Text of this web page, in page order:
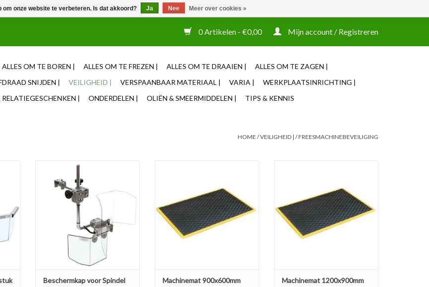
0 Artikelen - €0,00 Mijn account / Registreren
ALLES OM TE BOREN | ALLES OM TE FREZEN | ALLES OM TE DRAAIEN |
ALLES OM TE ZAGEN |
SNIJDEN | VEILIGHEID | VERSPAANBAAR MATERIAAL | VARIA |
WERKPLAATSINRICHTING |
| ONDERDELEN | OLIËN & SMEERMIDDELEN | TIPS & KENNIS
HOME /VEILIGHEID | /FREESMACHINEBEVEILIGING
Beschermkap voor Spindel
TOEVOEGEN AAN WINKELWAGEN
Beschermkap voor Spindel
TOEVOEGEN AAN WINKELWAGEN
Machinemat 900x600mm
TOEVOEGEN AAN WINKELWAGEN
Machinemat 1200x900mm
om onze website te verbeteren. Is dat akkoord? Ja Nee Meer over cookies »
besteld, zelfde dag verzonden ✓ Eigen adviseurs ✓ Naast tooling ook machines Zakelijke login mogelijk